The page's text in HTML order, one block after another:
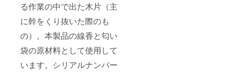
る作業の中で出た木片（主
に幹をくり抜いた際のも
の）。本製品の線香と匂い
袋の原材料として使用して
います。シリアルナンバー